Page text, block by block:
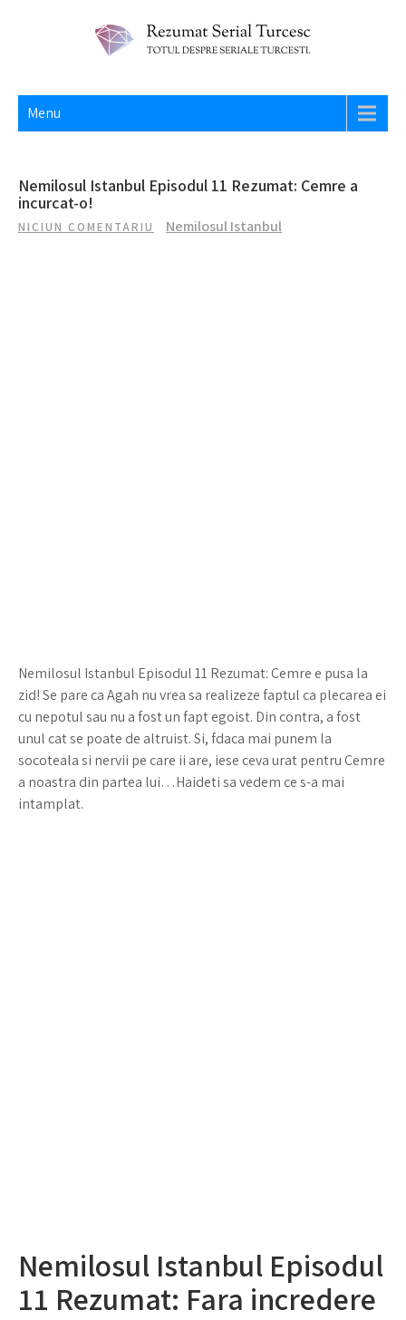
REZUMAT SERIAL TURCESC
Menu
Nemilosul Istanbul Episodul 11 Rezumat: Cemre a
incurcat-o!
NICIUN COMENTARIU Nemilosul Istanbul
Nemilosul Istanbul Episodul 11 Rezumat: Cemre e pusa la
zid! Se pare ca Agah nu vrea sa realizeze faptul ca plecarea ei
cu nepotul sau nu a fost un fapt egoist. Din contra, a fost
unul cat se poate de altruist. Si, fdaca mai punem la
socoteala si nervii pe care ii are, iese ceva urat pentru Cemre
a noastra din partea lui…Haideti sa vedem ce s-a mai
intamplat.
Nemilosul Istanbul Episodul
11 Rezumat: Fara incredere